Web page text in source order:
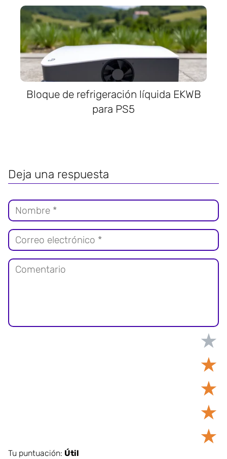
Bloque de refrigeración líquida EKWB
para PS5
Deja una respuesta
★
★
★
★
★
Tu puntuación: Útil